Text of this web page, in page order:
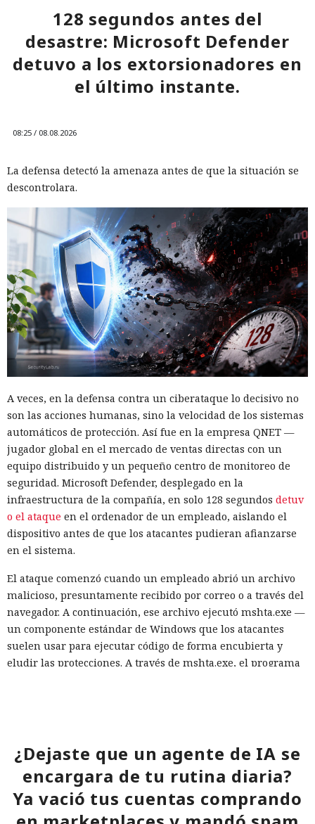
128 segundos antes del
desastre: Microsoft Defender
detuvo a los extorsionadores en
el último instante.
08:25 / 08.08.2026
La defensa detectó la amenaza antes de que la situación se
descontrolara.
A veces, en la defensa contra un ciberataque lo decisivo no
son las acciones humanas, sino la velocidad de los sistemas
automáticos de protección. Así fue en la empresa QNET —
jugador global en el mercado de ventas directas con un
equipo distribuido y un pequeño centro de monitoreo de
seguridad. Microsoft Defender, desplegado en la
infraestructura de la compañía, en solo 128 segundos detuv
o el ataque en el ordenador de un empleado, aislando el
dispositivo antes de que los atacantes pudieran afianzarse
en el sistema.
El ataque comenzó cuando un empleado abrió un archivo
malicioso, presuntamente recibido por correo o a través del
navegador. A continuación, ese archivo ejecutó mshta.exe —
un componente estándar de Windows que los atacantes
suelen usar para ejecutar código de forma encubierta y
eludir las protecciones. A través de mshta.exe, el programa
cambios inusuales en el registro, el otro reconoció en el
comportamiento indicios de un ataque real, no de un uso
inocuo de una herramienta del sistema. Al correlacionar las
señales y alcanzar un umbral de alta confianza, el sistema
¿Dejaste que un agente de IA se
encargara de tu rutina diaria?
Ya vació tus cuentas comprando